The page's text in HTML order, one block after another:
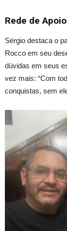
Rede de Apoio
Sérgio destaca o
Rocco em seu
dúvidas em seus
vez mais: “Com
conquistas, sem